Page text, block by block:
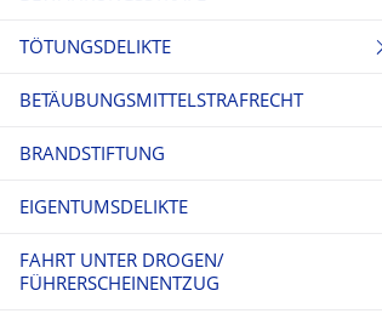
TÖTUNGSDELIKTE
TOTSCHLAG
MORD
BETÄUBUNGSMITTELSTRAFRECHT
BRANDSTIFTUNG
EIGENTUMSDELIKTE
FAHRT UNTER DROGEN/
FÜHRERSCHEINENTZUG